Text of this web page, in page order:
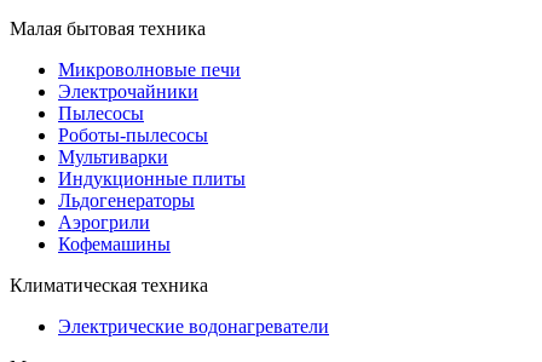
Малая бытовая техника
Микроволновые печи
Электрочайники
Пылесосы
Роботы-пылесосы
Мультиварки
Индукционные плиты
Льдогенераторы
Аэрогрили
Кофемашины
Климатическая техника
Электрические водонагреватели